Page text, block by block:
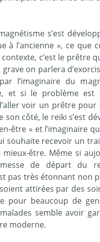
s’est
à l’ancienne », ce que
contexte, c’est le prêtre
on parlera
l’imaginaire du
et si le problème est
voir un prêtre pour
côté, le reiki s’est
être » et l’imaginaire
souhaite recevoir un
être. Même si
de départ du
pas très étonnant non
attirées par des
pour beaucoup de
semble avoir
moderne.